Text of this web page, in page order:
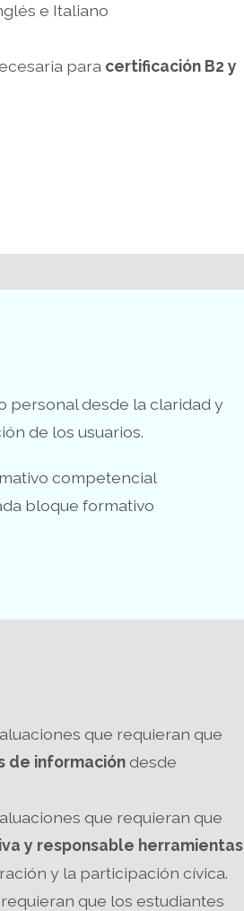
e Italiano
para certificación B2 y
personal desde la claridad y
de los usuarios.
competencial
bloque formativo
que requieran que
de informacióndesde
que requieran que
y responsable herramientas
y la participación cívica.
que los estudiantes